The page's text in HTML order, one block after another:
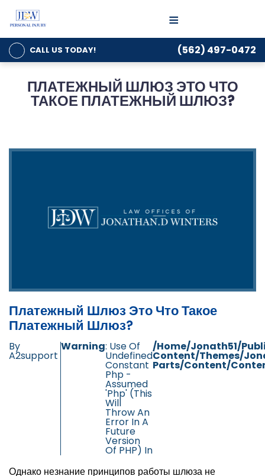
≡
CALL US TODAY! (562) 497-0472
ПЛАТЕЖНЫЙ ШЛЮЗ ЭТО ЧТО
ТАКОЕ ПЛАТЕЖНЫЙ ШЛЮЗ?
Платежный Шлюз Это Что Такое
Платежный Шлюз?
By
A2support
Warning: Use Of
Undefined
Constant
Php -
Assumed
'php' (this
Will
Throw An
Error In A
Future
Version
Of PHP) In
/home/jonath51/
Content/themes/
Parts/content/